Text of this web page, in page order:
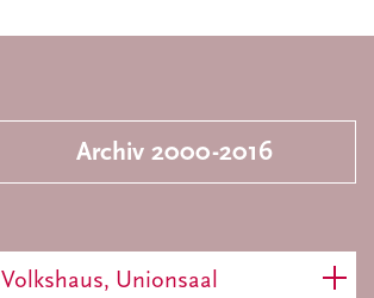
Archiv 2000-2016
Volkshaus, Unionsaal